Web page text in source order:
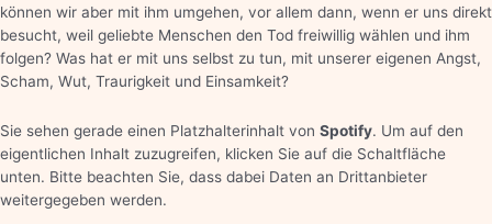
können wir aber mit ihm umgehen, vor allem dann, wenn er uns direkt
besucht, weil geliebte Menschen den Tod freiwillig wählen und ihm
folgen? Was hat er mit uns selbst zu tun, mit unserer eigenen Angst,
Scham, Wut, Traurigkeit und Einsamkeit?
Sie sehen gerade einen Platzhalterinhalt von Spotify. Um auf den
eigentlichen Inhalt zuzugreifen, klicken Sie auf die Schaltfläche
unten. Bitte beachten Sie, dass dabei Daten an Drittanbieter
weitergegeben werden.